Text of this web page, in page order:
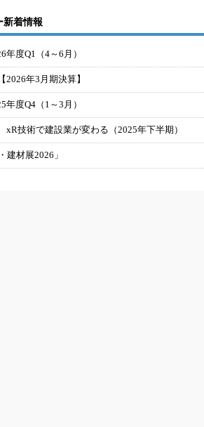
新着情報
年度Q1（4～6月）
2026年3月期決算】
年度Q4（1～3月）
技術で建設業が変わる（2025年下半期）
建材展2026」